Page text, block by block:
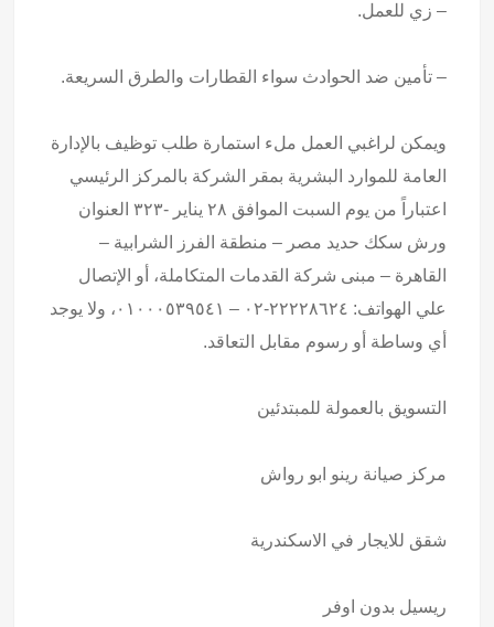
– زي للعمل.
– تأمين ضد الحوادث سواء القطارات والطرق السريعة.
ويمكن لراغبي العمل ملء استمارة طلب توظيف بالإدارة
العامة للموارد البشرية بمقر الشركة بالمركز الرئيسي
اعتباراً من يوم السبت الموافق ٢٨ يناير -۳۲۳ العنوان
ورش سكك حديد مصر – منطقة الفرز الشرابية –
القاهرة – مبنى شركة القدمات المتكاملة، أو الإتصال
علي الهواتف: ٢٢٢٢٨٦٢٤-٠٢ – ٠١٠٠٠٥٣٩٥٤١، ولا يوجد
أي وساطة أو رسوم مقابل التعاقد.
التسويق بالعمولة للمبتدئين
مركز صيانة رينو ابو رواش
شقق للايجار في الاسكندرية
ريسيل بدون اوفر